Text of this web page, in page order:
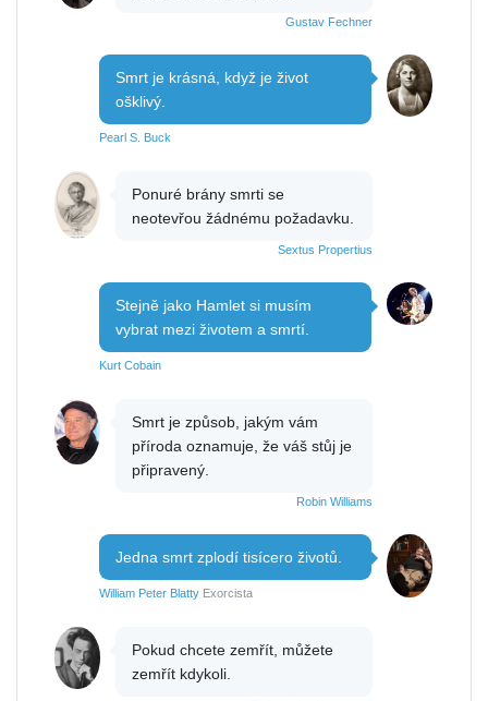
Gustav Fechner
Smrt je krásná, když je život
ošklivý.
Pearl S. Buck
Ponuré brány smrti se
neotevřou žádnému požadavku.
Sextus Propertius
Stejně jako Hamlet si musím
vybrat mezi životem a smrtí.
Kurt Cobain
Smrt je způsob, jakým vám
příroda oznamuje, že váš stůj je
připravený.
Robin Williams
Jedna smrt zplodí tisícero životů.
William Peter Blatty Exorcista
Pokud chcete zemřít, můžete
zemřít kdykoli.